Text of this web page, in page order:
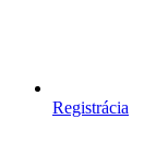
Registrácia